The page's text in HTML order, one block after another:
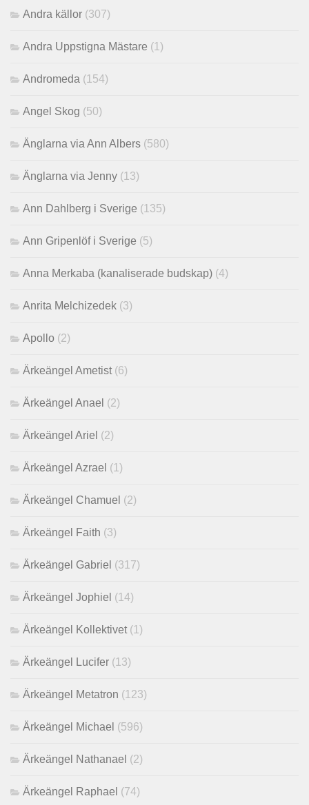
Andra källor (307)
Andra Uppstigna Mästare (1)
Andromeda (154)
Angel Skog (50)
Änglarna via Ann Albers (580)
Änglarna via Jenny (13)
Ann Dahlberg i Sverige (135)
Ann Gripenlöf i Sverige (5)
Anna Merkaba (kanaliserade budskap) (4)
Anrita Melchizedek (3)
Apollo (2)
Ärkeängel Ametist (6)
Ärkeängel Anael (2)
Ärkeängel Ariel (2)
Ärkeängel Azrael (1)
Ärkeängel Chamuel (2)
Ärkeängel Faith (3)
Ärkeängel Gabriel (317)
Ärkeängel Jophiel (14)
Ärkeängel Kollektivet (1)
Ärkeängel Lucifer (13)
Ärkeängel Metatron (123)
Ärkeängel Michael (596)
Ärkeängel Nathanael (2)
Ärkeängel Raphael (74)